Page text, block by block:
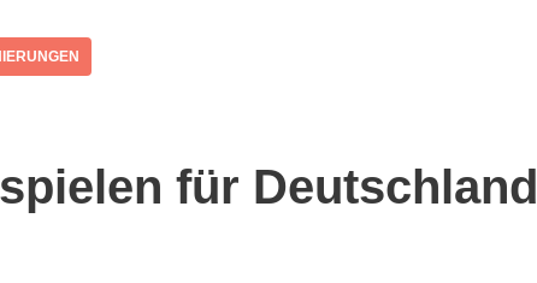
für Deutschland